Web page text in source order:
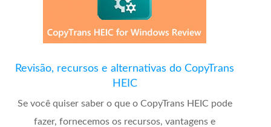
Revisão, recursos e alternativas do CopyTrans
HEIC
Se você quiser saber o que o CopyTrans HEIC pode
fazer, fornecemos os recursos, vantagens e